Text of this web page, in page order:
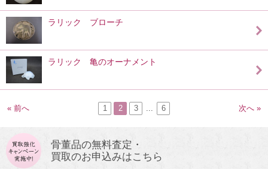
ラリック ブローチ
ラリック 亀のオーナメント
« 前へ 1 2 3 ... 6 次へ »
骨董品の無料査定・
買取のお申込みはこちら